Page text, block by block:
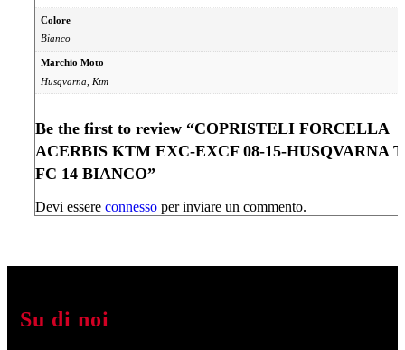
Colore
Bianco
Marchio Moto
Husqvarna, Ktm
Be the first to review “COPRISTELI FORCELLA
ACERBIS KTM EXC-EXCF 08-15-HUSQVARNA
FC 14 BIANCO”
Devi essere connesso per inviare un commento.
Su di noi